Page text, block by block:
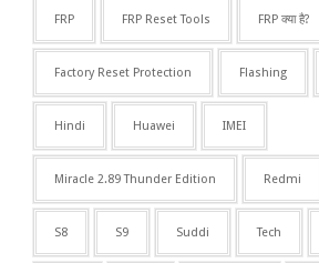
FRP FRP Reset Tools FRP क्या है?
Factory Reset Protection Flashing
Hindi Huawei IMEI
Miracle 2.89 Thunder Edition Redmi
S8 S9 Suddi Tech